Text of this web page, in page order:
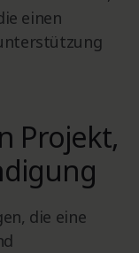
einen
Projekt,
die eine